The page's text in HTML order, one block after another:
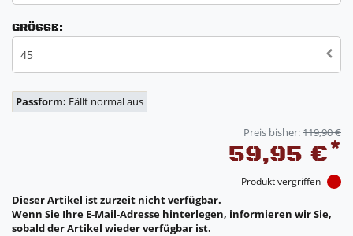
GRÖSSE:
45
Passform: Fällt normal aus
Preis bisher:119,90 €
59,95 €*
Produkt vergriffen
Dieser Artikel ist zurzeit nicht verfügbar.
Wenn Sie Ihre E-Mail-Adresse hinterlegen, informieren wir Sie,
sobald der Artikel wieder verfügbar ist.